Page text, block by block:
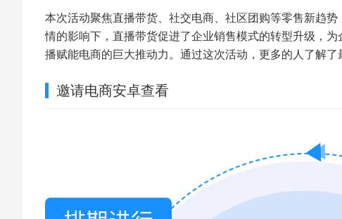
本次活动聚焦直播带货、社交电商、社区团购等零售新趋
情的影响下，直播带货促进了企业销售模式的转型升级，
播赋能电商的巨大推动力。通过这次活动，更多的人了解
邀请电商安卓查看